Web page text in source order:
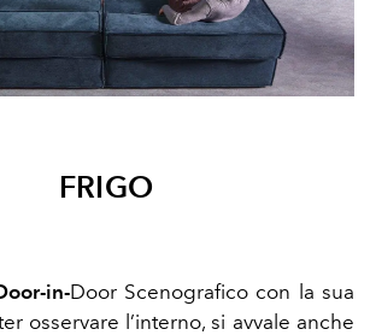
FRIGO
in-Door Scenografico con la sua
osservare l’interno, si avvale anche